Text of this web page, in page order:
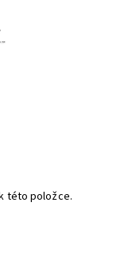
této položce.